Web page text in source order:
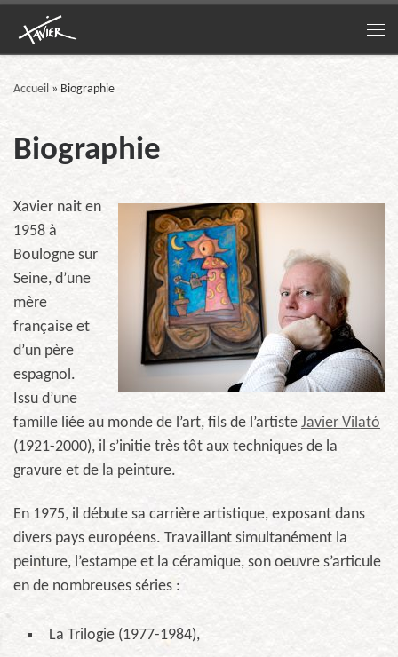
Passer au contenu
Accueil » Biographie
Biographie
Xavier nait en
1958 à
Boulogne sur
Seine, d’une
mère
française et
d’un père
espagnol.
Issu d’une
famille liée au monde de l’art, fils de l’artiste Javier Vilató
(1921-2000), il s’initie très tôt aux techniques de la
gravure et de la peinture.
En 1975, il débute sa carrière artistique, exposant dans
divers pays européens. Travaillant simultanément la
peinture, l’estampe et la céramique, son oeuvre s’articule
en de nombreuses séries :
La Trilogie (1977-1984),